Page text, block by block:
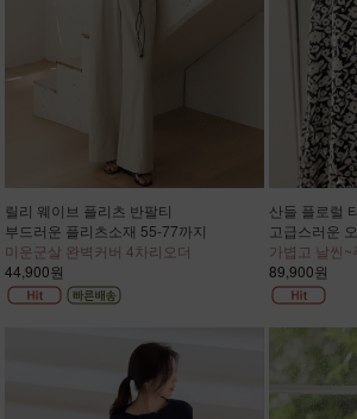
릴리 웨이브 플리츠 반팔티
부드러운 플리츠소재 55-77까지
미운군살 완벽커버 4차리오더
44,900원
산들 플로럴
고급스러운
가볍고 날씬
89,900원